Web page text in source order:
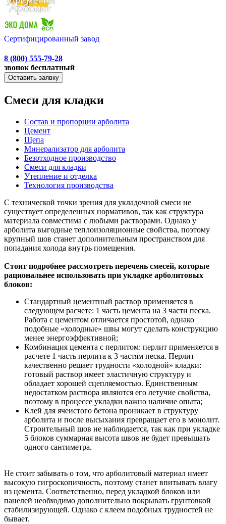
Сертифицированный завод
8 (800) 555-79-28
звонок бесплатный
Оставить заявку
Смеси для кладки
Состав и пропорции арболита
Цемент
Щепа
Минерализатор для арболита
Безотходное производство
Смеси для кладки
Утепление и отделка
Технология производства
С технической точки зрения для укладочной смеси не
существует определенных нормативов, так как структура
материала совместима с любыми растворами. Однако у
арболита выгодные теплоизоляционные свойства, поэтому
крупный шов станет дополнительным пространством для
попадания холода внутрь помещения.
Стоит подробнее рассмотреть перечень смесей, которые
рациональнее использовать при укладке арболитовых
блоков:
Стандартный цементный раствор применяется в
следующем расчете: 1 часть цемента на 3 части песка.
Работа с цементом отличается простотой, однако
подобные «холодные» швы могут сделать конструкцию
менее энергоэффективной;
Комбинация цемента с перлитом: перлит применяется в
расчете 1 часть перлита к 3 частям песка. Перлит
качественно решает трудности «холодной» кладки:
готовый раствор имеет эластичную структуру и
обладает хорошей сцепляемостью. Единственным
недостатком раствора являются его летучие свойства,
поэтому в процессе укладки важно наличие опыта;
Клей для ячеистого бетона проникает в структуру
арболита и после высыхания превращает его в монолит.
Строительный шов не наблюдается, так как при укладке
5 блоков суммарная высота швов не будет превышать
одного сантиметра.
Не стоит забывать о том, что арболитовый материал имеет
высокую гигроскопичность, поэтому станет впитывать влагу
из цемента. Соответственно, перед укладкой блоков или
панелей необходимо дополнительно покрывать грунтовкой
стабилизирующей. Однако с клеем подобных трудностей не
бывает.